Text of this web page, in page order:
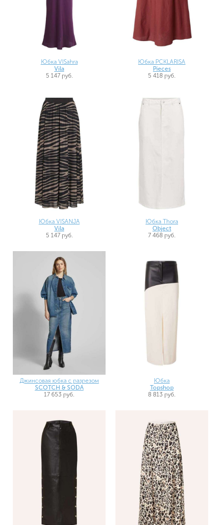
Юбка VISahra
Vila
5 147 руб.
Юбка PCKLARISA
Pieces
5 418 руб.
Юбка VISANJA
Vila
5 147 руб.
Юбка Thora
Object
7 468 руб.
Джинсовая юбка с разрезом
SCOTCH & SODA
17 653 руб.
Юбка
Topshop
8 813 руб.